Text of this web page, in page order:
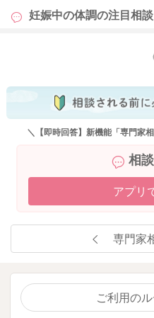
妊娠中の体調の注目相談
もっ
＼【即時回答】新機能「専門家
相
アプリ
専門家
ご利用の